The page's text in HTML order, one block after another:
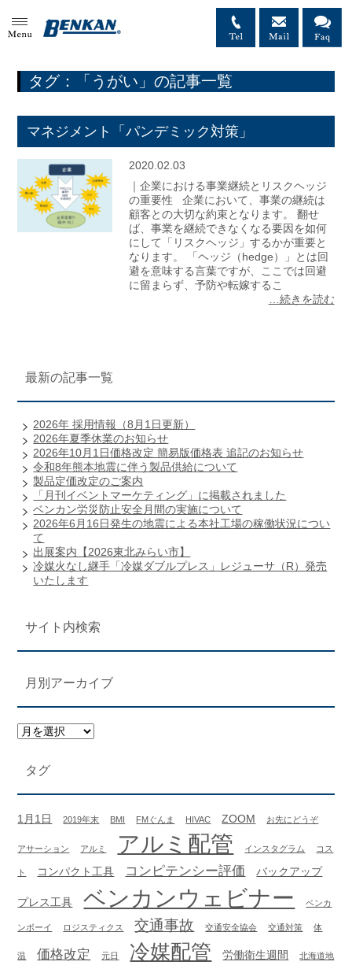
タグ：「うがい」の記事一覧
マネジメント「パンデミック対策」
2020.02.03
｜企業における事業継続とリスクヘッジ
の重要性 企業において、事業の継続は
顧客との大切な約束となります。 翻せ
ば、事業を継続できなくなる要因を如何
にして「リスクヘッジ」するかが重要と
なります。 「ヘッジ（hedge）」とは回
避を意味する言葉ですが、ここでは回避
に留まらず、予防や転嫁するこ
…続きを読む
最新の記事一覧
2026年 採用情報（8月1日更新）
2026年夏季休業のお知らせ
2026年10月1日価格改定 簡易版価格表 追記のお知らせ
令和8年熊本地震に伴う製品供給について
製品定価改定のご案内
「月刊イベントマーケティング」に掲載されました
ベンカン労災防止安全月間の実施について
2026年6月16日発生の地震による本社工場の稼働状況につい
て
出展案内【2026東北みらい市】
冷媒火なし継手「冷媒ダブルプレス」レジューサ（R）発売
いたします
サイト内検索
月別アーカイブ
タグ
1月1日 2019年末 BMI FMぐんま HIVAC ZOOM お先にどうぞ
アサーション アルミ アルミ配管 インスタグラム コス
ト コンパクト工具 コンピテンシー評価 バックアップ
プレス工具 ベンカンウェビナー ベンカ
ンボーイ ロジスティクス 交通事故 交通安全協会 交通対策 体
温 価格改定 元日 冷媒配管 労働衛生週間 北海道地